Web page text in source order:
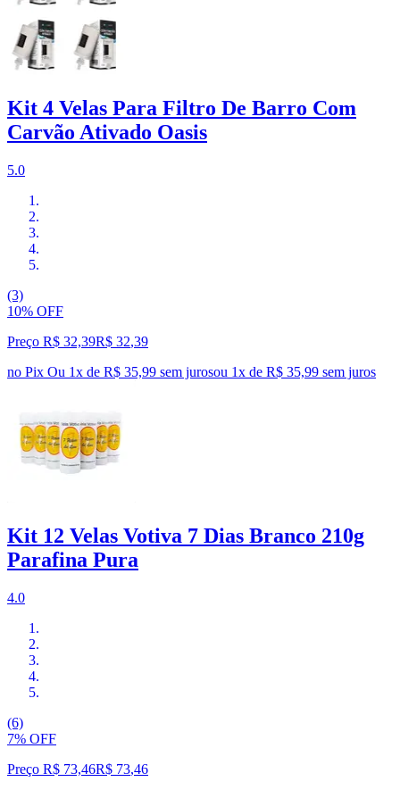
Kit 4 Velas Para Filtro De Barro Com
Carvão Ativado Oasis
5.0
(3)
10% OFF
Preço R$ 32,39R$ 32,39
no Pix Ou 1x de R$ 35,99 sem jurosou 1x de R$ 35,99 sem juros
Kit 12 Velas Votiva 7 Dias Branco 210g
Parafina Pura
4.0
(6)
7% OFF
Preço R$ 73,46R$ 73,46